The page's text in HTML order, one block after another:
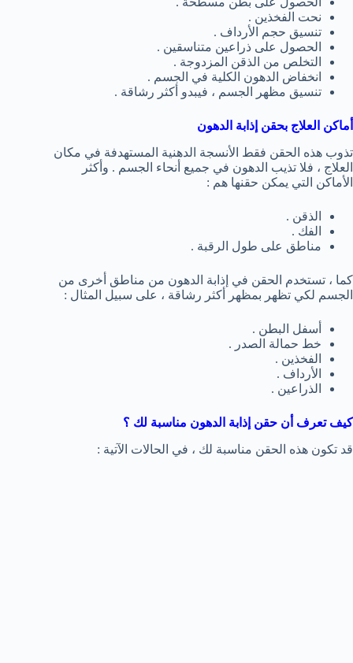
نحت الفخذين .
تنسيق حجم الأرداف .
الحصول على ذراعين متناسقين .
التخلص من الذقن المزدوجة .
انخفاض الدهون الكلية في الجسم .
تنسيق مظهر الجسم ، فيبدو أكثر رشاقة .
أماكن العلاج بحقن إذابة الدهون
تذوب هذه الحقن فقط الأنسجة الدهنية المستهدفة في مكان
العلاج ، فلا تذيب الدهون في جميع أنحاء الجسم . وأكثر
الأماكن التي يمكن حقنها هم :
الذقن .
الفك .
مناطق على طول الرقبة .
كما ، تستخدم الحقن في إذابة الدهون من مناطق أخرى من
الجسم لكي تظهر بمظهر أكثر رشاقة ، على سبيل المثال :
أسفل البطن .
خط حمالة الصدر .
الفخذين .
الأرداف .
الذراعين .
كيف تعرف أن حقن إذابة الدهون مناسبة لك ؟
قد تكون هذه الحقن مناسبة لك ، في الحالات الآتية :